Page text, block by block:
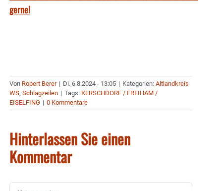
gerne!
Von Robert Berer | Di. 6.8.2024 - 13:05 | Kategorien: Altlandkreis
WS, Schlagzeilen | Tags: KERSCHDORF / FREIHAM /
EISELFING | 0 Kommentare
Hinterlassen Sie einen
Kommentar